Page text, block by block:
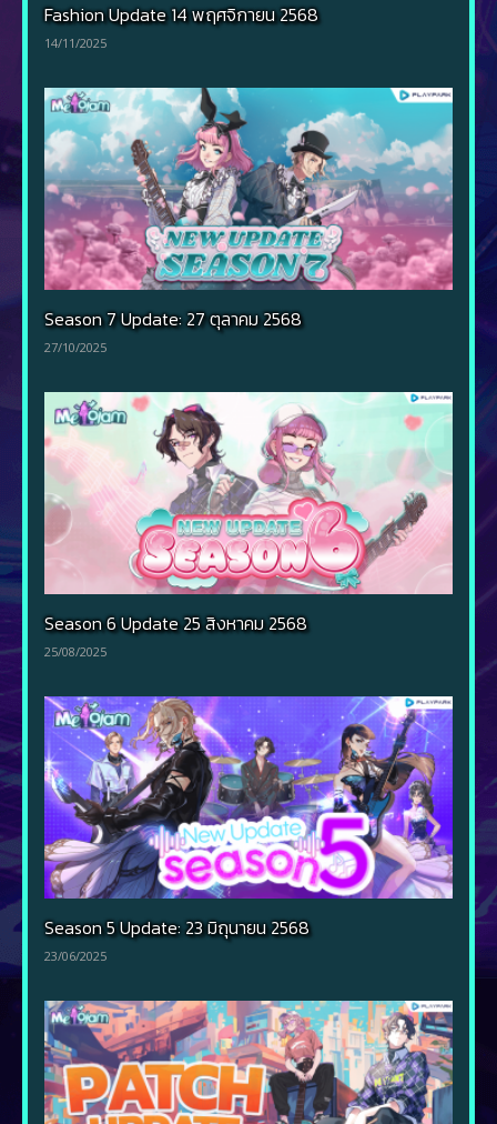
Fashion Update 14 พฤศจิกายน 2568
14/11/2025
Season 7 Update: 27 ตุลาคม 2568
27/10/2025
Season 6 Update 25 สิงหาคม 2568
25/08/2025
Season 5 Update: 23 มิถุนายน 2568
23/06/2025